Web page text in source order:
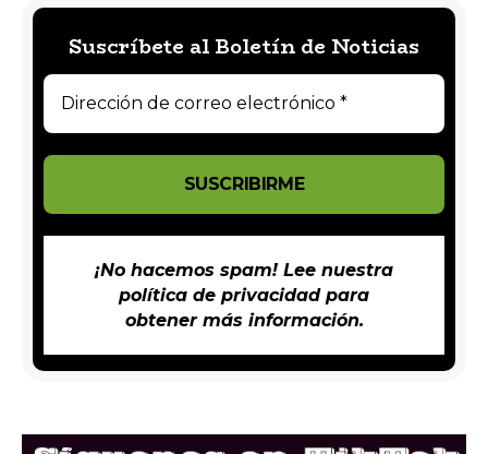
Suscríbete al Boletín de Noticias
¡No hacemos spam! Lee nuestra
política de privacidadpara
obtener más información.